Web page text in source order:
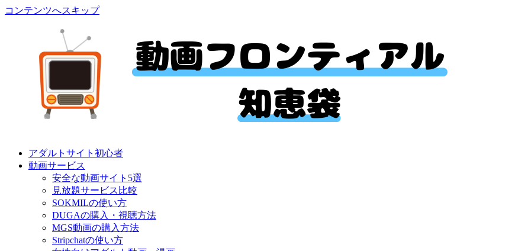
コンテンツへスキップ
アダルトサイト初心者
動画サービス
安全な動画サイト5選
見放題サービス比較
SOKMILの使い方
DUGAの購入・視聴方法
MGS動画の購入方法
Stripchatの使い方